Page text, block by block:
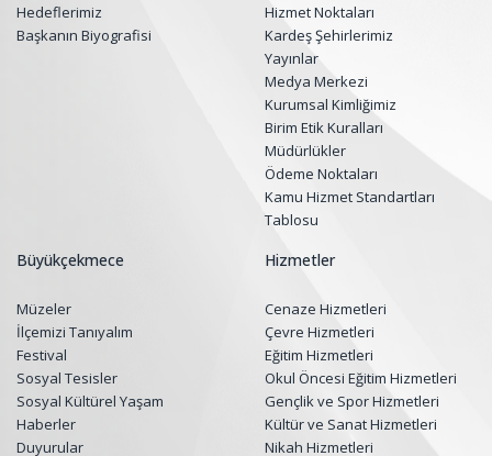
Hedeflerimiz
Başkanın Biyografisi
Hizmet Noktaları
Kardeş Şehirlerimiz
Yayınlar
Medya Merkezi
Kurumsal Kimliğimiz
Birim Etik Kuralları
Müdürlükler
Ödeme Noktaları
Kamu Hizmet Standartları
Tablosu
Büyükçekmece
Müzeler
İlçemizi Tanıyalım
Festival
Sosyal Tesisler
Sosyal Kültürel Yaşam
Haberler
Duyurular
Hizmetler
Cenaze Hizmetleri
Çevre Hizmetleri
Eğitim Hizmetleri
Okul Öncesi Eğitim Hizmetleri
Gençlik ve Spor Hizmetleri
Kültür ve Sanat Hizmetleri
Nikah Hizmetleri